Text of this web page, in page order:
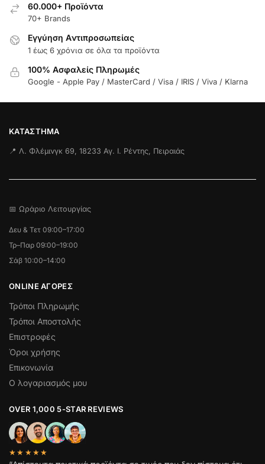
60.000+ Προϊόντα
70+ Brands
Εγγύηση Aντιπροσωπείας
1 έως 6 χρόνια σε όλα τα προϊόντα
100% Ασφαλείς Πληρωμές
Google - Apple Pay / MasterCard / Visa / IRIS / Viva / Klarna
ΚΑΤΆΣΤΗΜΑ
📍 Λ. Φλέμινγκ 69, 18233 Αγ. Ι. Ρέντης, Πειραιάς
📅 Ωράριο Λειτουργίας
Δευ & Τετ 09:00–17:00
Τρ–Παρ 09:00–19:00
Σάβ 10:00–14:00
ONLINE ΑΓΟΡΕΣ
Τρόποι Πληρωμής
Τρόποι Αποστολής
Επιστροφές
Όροι χρήσης
Επικονωνία
Ο λογαριασμός μου
OVER 1,000 5-STAR REVIEWS
★★★★★